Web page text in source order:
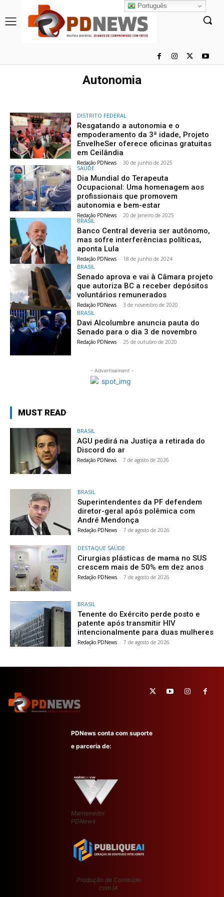
Autonomia
DISTRITO FEDERAL
Resgatando a autonomia e o
empoderamento da 3ª idade, Projeto
EnvelheSer oferece oficinas gratuitas
em Ceilândia
Redação PDNews - 30 de junho de 2025
SAÚDE
Dia Mundial do Terapeuta
Ocupacional: Uma homenagem aos
profissionais que promovem
autonomia e bem-estar
Redação PDNews - 20 de janeiro de 2025
BRASIL
Banco Central deveria ser autônomo,
mas sofre interferências políticas,
aponta Lula
Redação PDNews - 18 de junho de 2024
BRASIL
Senado aprova e vai à Câmara projeto
que autoriza BC a receber depósitos
voluntários remunerados
Redação PDNews - 3 de novembro de 2020
BRASIL
Davi Alcolumbre anuncia pauta do
Senado para o dia 3 de novembro
Redação PDNews - 25 de outubro de 2020
- Advertisement -
MUST READ
BRASIL
AGU pedirá na Justiça a retirada do
Discord do ar
Redação PDNews - 7 de agosto de 2026
BRASIL
Superintendentes da PF defendem
diretor-geral após polêmica com
André Mendonça
Redação PDNews - 7 de agosto de 2026
DESTAQUE SAÚDE
Cirurgias plásticas de mama no SUS
crescem mais de 50% em dez anos
Redação PDNews - 7 de agosto de 2026
BRASIL
Tenente do Exército perde posto e
patente após transmitir HIV
intencionalmente para duas mulheres
Redação PDNews - 7 de agosto de 2026
PDNews conta com suporte
e parceria de:
Mantenedor
PDNews
Produção de Conteúdo
com IA
Português